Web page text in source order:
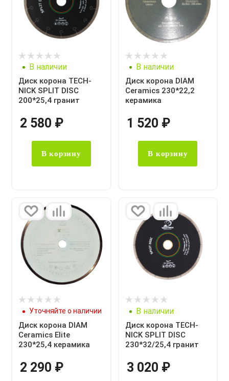
В наличии
Диск корона TECH-
NICK SPLIT DISC
200*25,4 гранит
2 580 ₽
В корзину
В наличии
Диск корона DIAM
Ceramics 230*22,2
керамика
1 520 ₽
В корзину
Уточняйте о наличии
Диск корона DIAM
Ceramics Elite
230*25,4 керамика
2 290 ₽
В наличии
Диск корона TECH-
NICK SPLIT DISC
230*32/25,4 гранит
3 020 ₽